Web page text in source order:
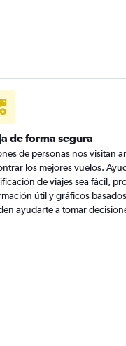
de forma segura
de personas nos visitan
los mejores vuelos.
de viajes sea fácil,
útil y gráficos
ayudarte a tomar